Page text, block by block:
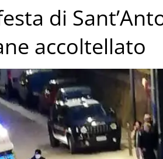
di
accoltellato